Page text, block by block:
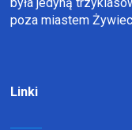
poza miastem
Linki